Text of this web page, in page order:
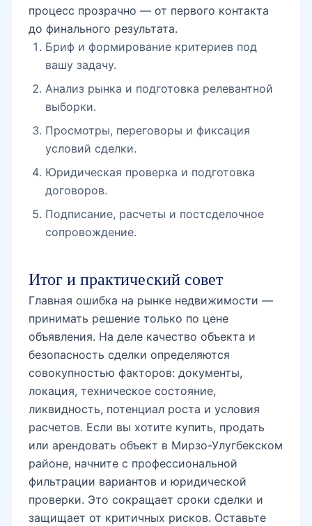
процесс прозрачно — от первого контакта
до финального результата.
Бриф и формирование критериев под
вашу задачу.
Анализ рынка и подготовка релевантной
выборки.
Просмотры, переговоры и фиксация
условий сделки.
Юридическая проверка и подготовка
договоров.
Подписание, расчеты и постсделочное
сопровождение.
Итог и практический совет
Главная ошибка на рынке недвижимости —
принимать решение только по цене
объявления. На деле качество объекта и
безопасность сделки определяются
совокупностью факторов: документы,
локация, техническое состояние,
ликвидность, потенциал роста и условия
расчетов. Если вы хотите купить, продать
или арендовать объект в Мирзо-Улугбекском
районе, начните с профессиональной
фильтрации вариантов и юридической
проверки. Это сокращает сроки сделки и
защищает от критичных рисков. Оставьте